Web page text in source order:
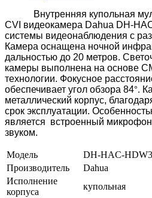
Внутренняя купольная
CVI видеокамера Dahua DH-
системы видеонаблюдения с
Камера оснащена ночной
дальностью до 20 метров.
камеры выполнена на основе
технологии. Фокусное
обеспечивает угол обзора 84°.
металлический корпус,
срок эксплуатации.
является встроенный
звуком.
Модель
DH-HAC-
Производитель
Dahua
Исполнение
корпуса
купольная